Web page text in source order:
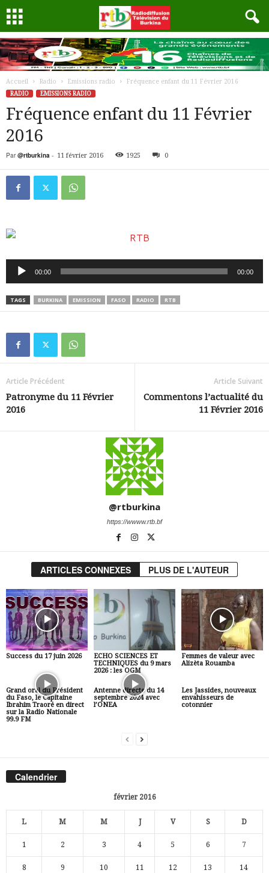
Accueil Radio Emissions radio
Fréquence enfant du 11 Février 2016
RADIO
EMISSIONS RADIO
Fréquence enfant du 11 Février
2016
Par @rtburkina - 11 février 2016 1925 0
Lecteur
audio
00:00 00:00
TAGS BURKINA EMISSION FASO RADIO RTB
Article Précédent
Patronyme du 11 Février
2016
Article Suivant
Commentons l’actualité du
11 Février 2016
@rtburkina
https://wwww.rtb.bf
ARTICLES CONNEXES PLUS DE L'AUTEUR
Success du 17 juin 2026
ECHO SCIENCES ET
TECHNIQUES du 9 mars
2026 : les OGM
Femmes de valeur avec
Alizèta Rouamba
Grand oral du Président
du Faso, le Capitaine
Ibrahim Traoré en direct
sur la Radio Nationale
99.9 FM
Antenne directe du 14
septembre 2024 avec
l’ONEA
Les Jassides, nouveaux
envahisseurs de
cotonnier
Calendrier
février 2016
L M M J V S D
1 2 3 4 5 6 7
8 9 10 11 12 13 14